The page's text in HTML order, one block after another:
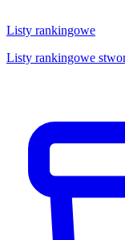
Listy rankingowe
Listy rankingowe